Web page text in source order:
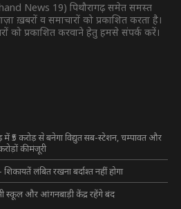
News 19) पिथौरागढ़ समेत समस्त
ख़बरों व समाचारों को प्रकाशित करता है।
को प्रकाशित करवाने हेतु हमसे संपर्क करें।
में ₹5 करोड़ से बनेगा विद्युत सब-स्टेशन, चम्पावत और
की मंजूरी
लंबित रखना बर्दाश्त नहीं होगा
स्कूल और आंगनबाड़ी केंद्र रहेंगे बंद